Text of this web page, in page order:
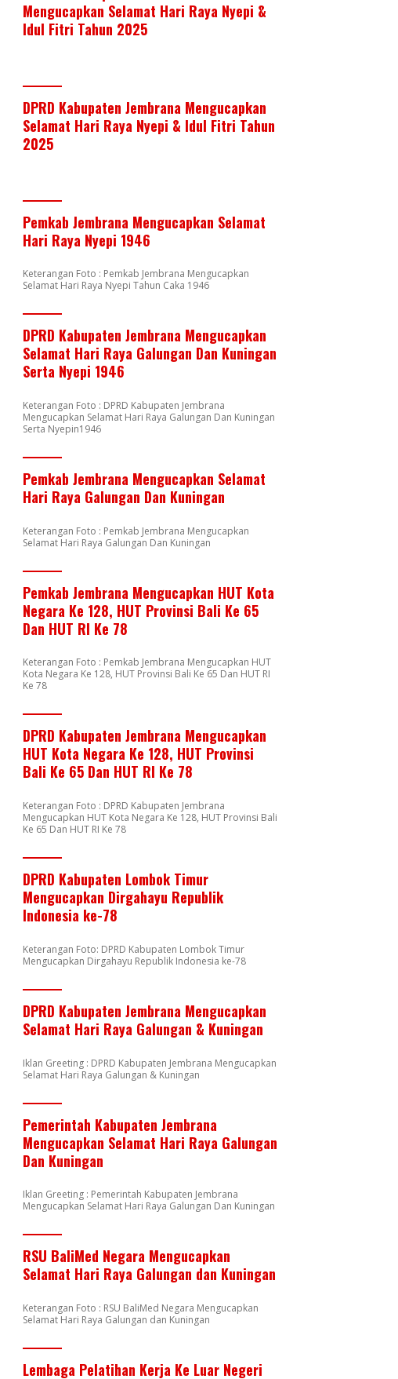
Mengucapkan Selamat Hari Raya Nyepi &
Idul Fitri Tahun 2025
DPRD Kabupaten Jembrana Mengucapkan
Selamat Hari Raya Nyepi & Idul Fitri Tahun
2025
Pemkab Jembrana Mengucapkan Selamat
Hari Raya Nyepi 1946
Keterangan Foto : Pemkab Jembrana Mengucapkan
Selamat Hari Raya Nyepi Tahun Caka 1946
DPRD Kabupaten Jembrana Mengucapkan
Selamat Hari Raya Galungan Dan Kuningan
Serta Nyepi 1946
Keterangan Foto : DPRD Kabupaten Jembrana
Mengucapkan Selamat Hari Raya Galungan Dan Kuningan
Serta Nyepin1946
Pemkab Jembrana Mengucapkan Selamat
Hari Raya Galungan Dan Kuningan
Keterangan Foto : Pemkab Jembrana Mengucapkan
Selamat Hari Raya Galungan Dan Kuningan
Pemkab Jembrana Mengucapkan HUT Kota
Negara Ke 128, HUT Provinsi Bali Ke 65
Dan HUT RI Ke 78
Keterangan Foto : Pemkab Jembrana Mengucapkan HUT
Kota Negara Ke 128, HUT Provinsi Bali Ke 65 Dan HUT RI
Ke 78
DPRD Kabupaten Jembrana Mengucapkan
HUT Kota Negara Ke 128, HUT Provinsi
Bali Ke 65 Dan HUT RI Ke 78
Keterangan Foto : DPRD Kabupaten Jembrana
Mengucapkan HUT Kota Negara Ke 128, HUT Provinsi Bali
Ke 65 Dan HUT RI Ke 78
DPRD Kabupaten Lombok Timur
Mengucapkan Dirgahayu Republik
Indonesia ke-78
Keterangan Foto: DPRD Kabupaten Lombok Timur
Mengucapkan Dirgahayu Republik Indonesia ke-78
DPRD Kabupaten Jembrana Mengucapkan
Selamat Hari Raya Galungan & Kuningan
Iklan Greeting : DPRD Kabupaten Jembrana Mengucapkan
Selamat Hari Raya Galungan & Kuningan
Pemerintah Kabupaten Jembrana
Mengucapkan Selamat Hari Raya Galungan
Dan Kuningan
Iklan Greeting : Pemerintah Kabupaten Jembrana
Mengucapkan Selamat Hari Raya Galungan Dan Kuningan
RSU BaliMed Negara Mengucapkan
Selamat Hari Raya Galungan dan Kuningan
Keterangan Foto : RSU BaliMed Negara Mengucapkan
Selamat Hari Raya Galungan dan Kuningan
Lembaga Pelatihan Kerja Ke Luar Negeri